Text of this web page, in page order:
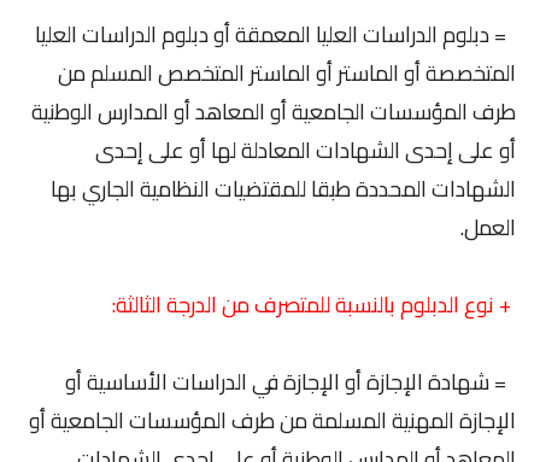
= دبلوم الدراسات العليا المعمقة أو دبلوم الدراسات العليا
المتخصصة أو الماستر أو الماستر المتخصص المسلم من
طرف المؤسسات الجامعية أو المعاهد أو المدارس الوطنية
أو على إحدى الشهادات المعادلة لها أو على إحدى
الشهادات المحددة طبقا للمقتضيات النظامية الجاري بها
العمل.
+ نوع الدبلوم بالنسبة للمتصرف من الدرجة الثالثة:
= شهادة الإجازة أو الإجازة في الدراسات الأساسية أو
الإجازة المهنية المسلمة من طرف المؤسسات الجامعية أو